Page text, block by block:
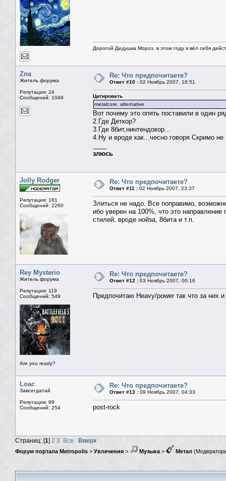
Дорогой Дедушка Мороз, в этом году я вёл себя
Zna
Житель форума
Репутация: 24
Сообщений: 1049
Re: Что предпочитаете?
Ответ #10 : 02 Ноябрь 2007, 18:51
Цитировать
metalcore, alternative
Вот почему это опять поставили в один
2.Где Деткор?
3.Где 8бит,нинтендокор...
4.Ну и вроде как...чесно говоря Скримо
злюсь
Jolly Rodger
Репутация: 181
Сообщений: 2260
Re: Что предпочитаете?
Ответ #11 : 02 Ноябрь 2007, 23:37
Злиться не надо. Все поправимо,
ибо уверен на 100%, что это
стилей, вроде нойза, 8бита и т.п.
Rey Mysterio
Житель форума
Репутация: 119
Сообщений: 549
Are you ready?
Re: Что предпочитаете?
Ответ #12 : 03 Ноябрь 2007, 00:16
Предпочитаю Heavy/power так что за них
Loac
Завсегдатай
Репутация: 99
Сообщений: 254
Re: Что предпочитаете?
Ответ #13 : 09 Ноябрь 2007, 04:33
post-rock
Страниц: [1] 2 3 Все Вверх
Форум портала Metropolis > Увлечения > Музыка > Метал